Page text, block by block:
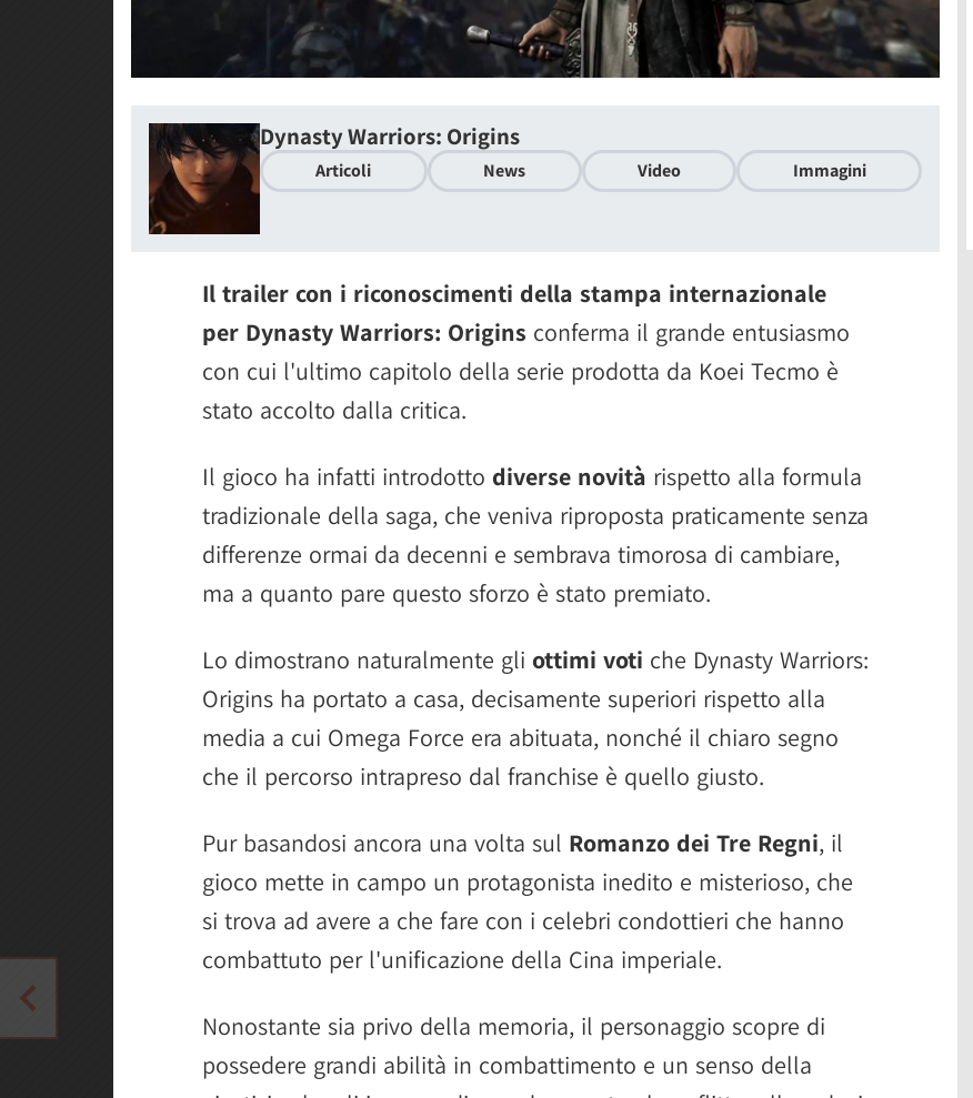
Dynasty Warriors: Origins
Articoli News Video Immagini
Il trailer con i riconoscimenti della stampa internazionale
per Dynasty Warriors: Origins conferma il grande entusiasmo
con cui l'ultimo capitolo della serie prodotta da Koei Tecmo è
stato accolto dalla critica.
Il gioco ha infatti introdotto diverse novità rispetto alla formula
tradizionale della saga, che veniva riproposta praticamente senza
differenze ormai da decenni e sembrava timorosa di cambiare,
ma a quanto pare questo sforzo è stato premiato.
Lo dimostrano naturalmente gli ottimi voti che Dynasty Warriors:
Origins ha portato a casa, decisamente superiori rispetto alla
media a cui Omega Force era abituata, nonché il chiaro segno
che il percorso intrapreso dal franchise è quello giusto.
Pur basandosi ancora una volta sul Romanzo dei Tre Regni, il
gioco mette in campo un protagonista inedito e misterioso, che
si trova ad avere a che fare con i celebri condottieri che hanno
combattuto per l'unificazione della Cina imperiale.
Nonostante sia privo della memoria, il personaggio scopre di
possedere grandi abilità in combattimento e un senso della